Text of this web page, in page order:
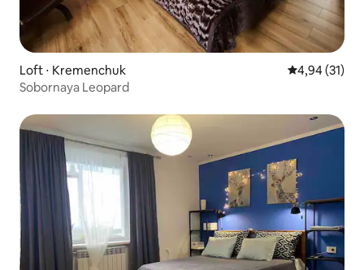
Loft ⋅ Kremenchuk Évaluation
4,94 (31)
Sobornaya Leopard